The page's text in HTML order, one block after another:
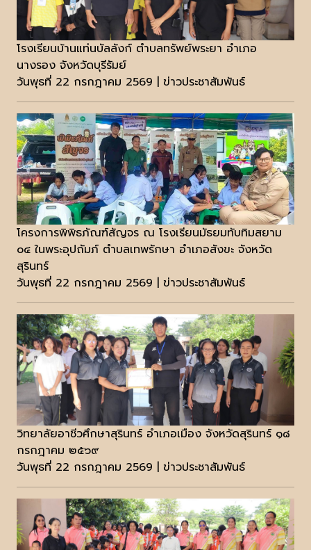
โรงเรียนบ้านแท่นบัลลังก์ ตำบลทรัพย์พระยา อำเภอ
นางรอง จังหวัดบุรีรัมย์
วันพุธที่ 22 กรกฎาคม 2569 | ข่าวประชาสัมพันธ์
โครงการพิพิธภัณฑ์สัญจร ณ โรงเรียนมัธยมทับทิมสยาม
๐๔ ในพระอุปถัมภ์ ตำบลเทพรักษา อำเภอสังขะ จังหวัด
สุรินทร์
วันพุธที่ 22 กรกฎาคม 2569 | ข่าวประชาสัมพันธ์
วิทยาลัยอาชีวศึกษาสุรินทร์ อำเภอเมือง จังหวัดสุรินทร์ ๑๘
กรกฎาคม ๒๕๖๙
วันพุธที่ 22 กรกฎาคม 2569 | ข่าวประชาสัมพันธ์